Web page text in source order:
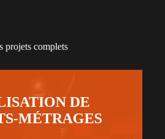
projets complets
DE
MÉTRAGES